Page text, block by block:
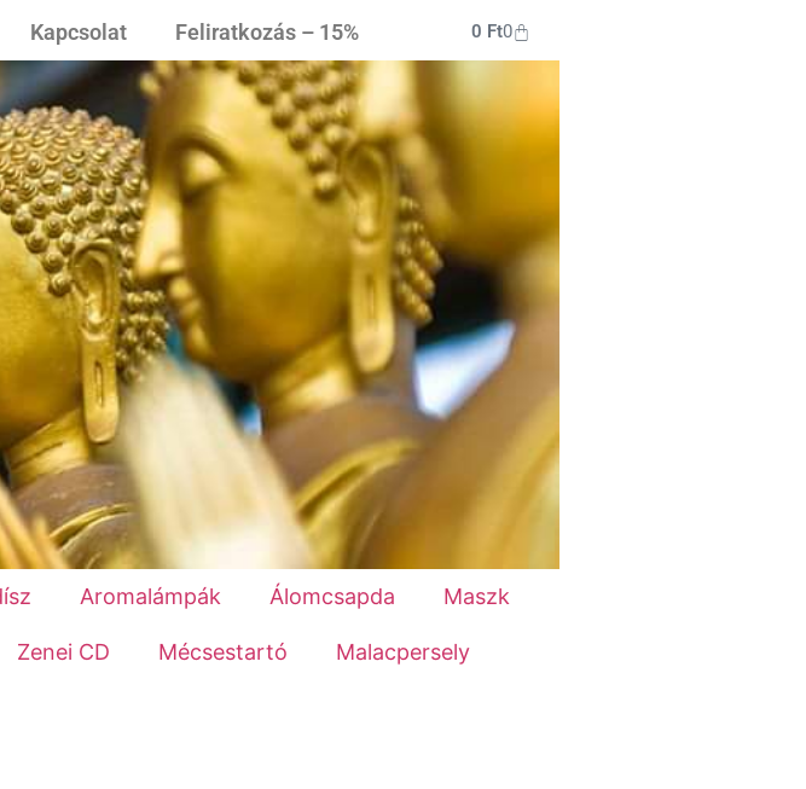
Kapcsolat Feliratkozás – 15% 0 Ft0
Aromalámpák Álomcsapda Maszk
Zenei CD Mécsestartó Malacpersely